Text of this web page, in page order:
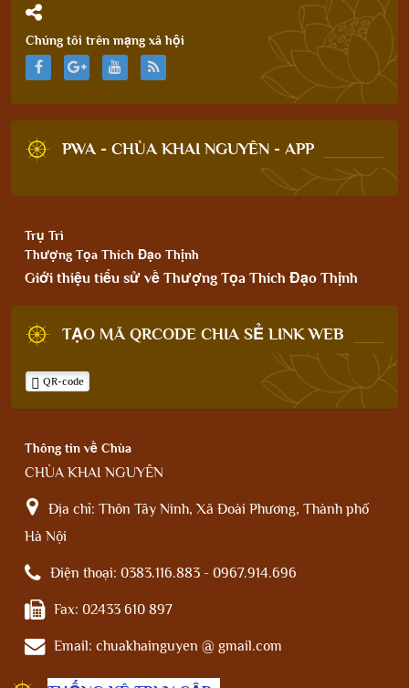
Chúng tôi trên mạng xã hội
PWA - CHÙA KHAI NGUYÊN - APP
Trụ Trì
Thượng Tọa Thích Đạo Thịnh
Giới thiệu tiểu sử về Thượng Tọa Thích Đạo Thịnh
TẠO MÃ QRCODE CHIA SẺ LINK WEB
QR-code
Thông tin về Chùa
CHÙA KHAI NGUYÊN
Địa chỉ: Thôn Tây Ninh, Xã Đoài Phương, Thành phố
Hà Nội
Điện thoại: 0383.116.883 - 0967.914.696
Fax: 02433 610 897
Email: chuakhainguyen @ gmail.com